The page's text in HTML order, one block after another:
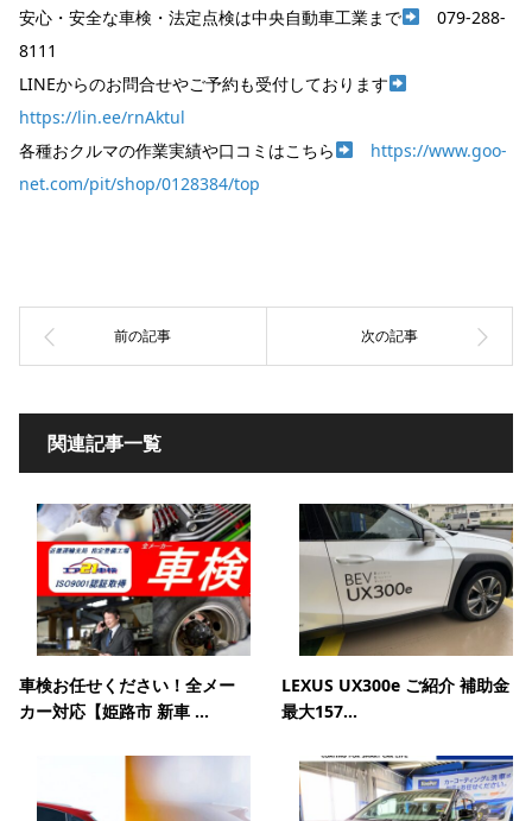
安心・安全な車検・法定点検は中央自動車工業まで
079-288-
8111
LINEからのお問合せやご予約も受付しております
https://lin.ee/rnAktul
各種おクルマの作業実績や口コミはこちら
https://www.goo-
net.com/pit/shop/0128384/top
関連記事一覧
車検お任せください！全メー
カー対応【姫路市 新車 ...
LEXUS UX300e ご紹介 補助金
最大157...